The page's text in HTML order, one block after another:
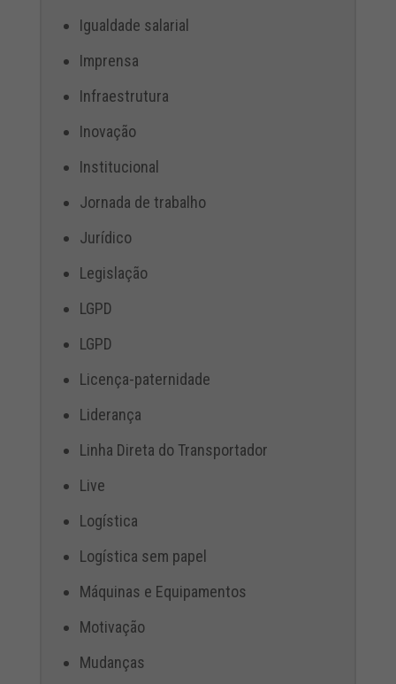
Igualdade salarial
Imprensa
Infraestrutura
Inovação
Institucional
Jornada de trabalho
Jurídico
Legislação
LGPD
LGPD
Licença-paternidade
Liderança
Linha Direta do Transportador
Live
Logística
Logística sem papel
Máquinas e Equipamentos
Motivação
Mudanças